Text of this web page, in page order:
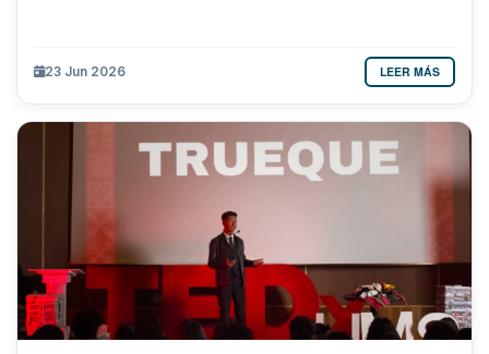
23 Jun 2026 LEER MÁS